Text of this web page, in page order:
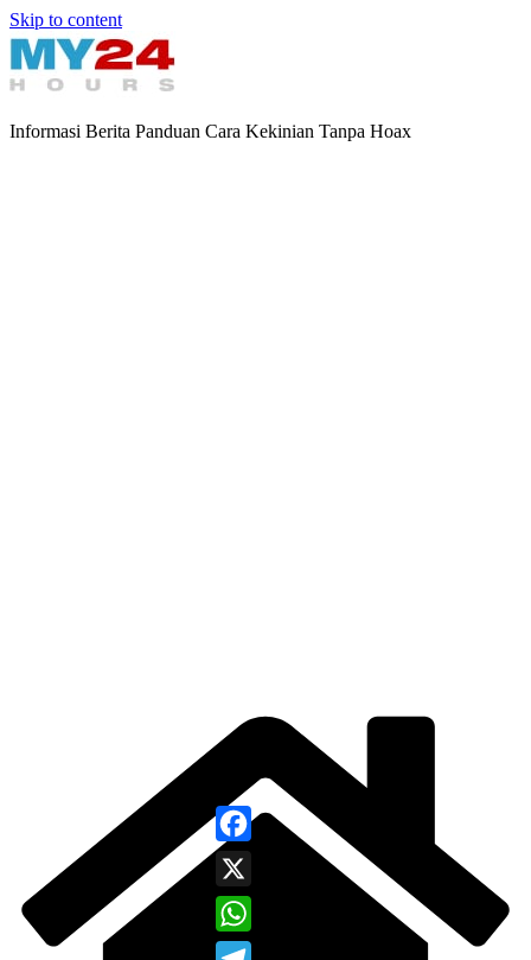
Skip to content
Informasi Berita Panduan Cara Kekinian Tanpa Hoax
Facebook
X
WhatsApp